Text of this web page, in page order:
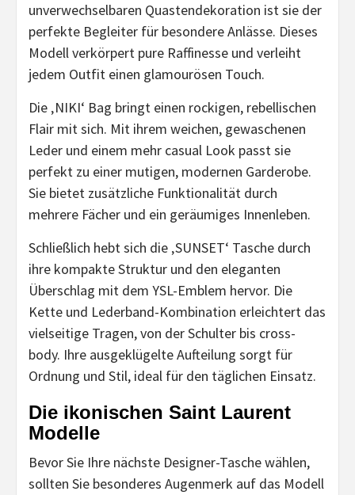
unverwechselbaren Quastendekoration ist sie der
perfekte Begleiter für besondere Anlässe. Dieses
Modell verkörpert pure Raffinesse und verleiht
jedem Outfit einen glamourösen Touch.
Die ‚NIKI‘ Bag bringt einen rockigen, rebellischen
Flair mit sich. Mit ihrem weichen, gewaschenen
Leder und einem mehr casual Look passt sie
perfekt zu einer mutigen, modernen Garderobe.
Sie bietet zusätzliche Funktionalität durch
mehrere Fächer und ein geräumiges Innenleben.
Schließlich hebt sich die ‚SUNSET‘ Tasche durch
ihre kompakte Struktur und den eleganten
Überschlag mit dem YSL-Emblem hervor. Die
Kette und Lederband-Kombination erleichtert das
vielseitige Tragen, von der Schulter bis cross-
body. Ihre ausgeklügelte Aufteilung sorgt für
Ordnung und Stil, ideal für den täglichen Einsatz.
Die ikonischen Saint Laurent
Modelle
Bevor Sie Ihre nächste Designer-Tasche wählen,
sollten Sie besonderes Augenmerk auf das Modell